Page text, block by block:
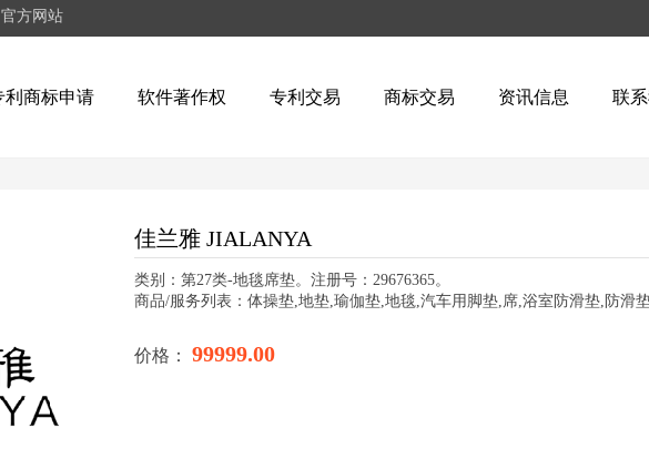
方网站
利商标申请 软件著作权 专利交易 商标交易 资讯信息 联
佳兰雅 JIALANYA
类别：第27类-地毯席垫。注册号：29676365。
商品/服务列表：体操垫,地垫,瑜伽垫,地毯,汽车用脚垫,席,浴室防滑垫,防滑
价格： 99999.00